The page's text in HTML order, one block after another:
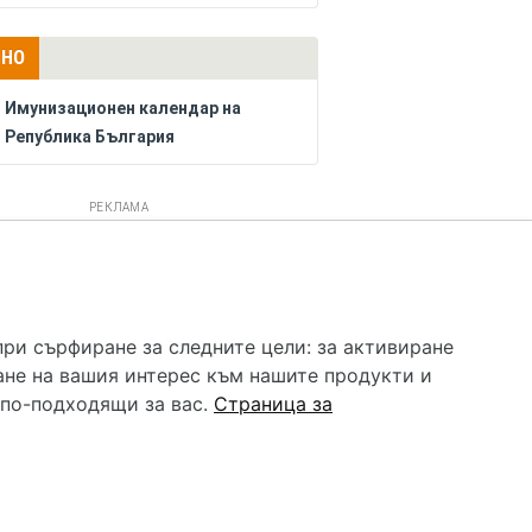
Имунизационен календар на
Република България
РЕКЛАМА
все че се полагат всички усилия за обновяване и
и самолечението могат да бъдат опасни за
помощ!
сърфиране за следните цели: за активиране
на вашия интерес към нашите продукти и
подходящи за вас. Страница за